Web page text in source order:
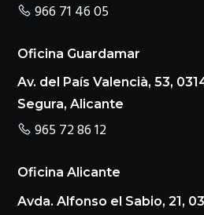
966 71 46 05
Oficina Guardamar
Av. del País Valencià, 53,
Segura, Alicante
965 72 86 12
Oficina Alicante
Avda. Alfonso el Sabio, 21,